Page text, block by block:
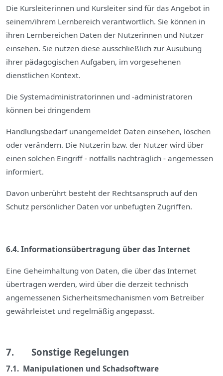
Die Kursleiterinnen und Kursleiter sind für das Angebot in
seinem/ihrem Lernbereich verantwortlich. Sie können in
ihren Lernbereichen Daten der Nutzerinnen und Nutzer
einsehen. Sie nutzen diese ausschließlich zur Ausübung
ihrer pädagogischen Aufgaben, im vorgesehenen
dienstlichen Kontext.
Die Systemadministratorinnen und -administratoren
können bei dringendem
Handlungsbedarf unangemeldet Daten einsehen, löschen
oder verändern. Die Nutzerin bzw. der Nutzer wird über
einen solchen Eingriff - notfalls nachträglich - angemessen
informiert.
Davon unberührt besteht der Rechtsanspruch auf den
Schutz persönlicher Daten vor unbefugten Zugriffen.
6.4. Informationsübertragung über das Internet
Eine Geheimhaltung von Daten, die über das Internet
übertragen werden, wird über die derzeit technisch
angemessenen Sicherheitsmechanismen vom Betreiber
gewährleistet und regelmäßig angepasst.
7. Sonstige Regelungen
7.1. Manipulationen und Schadsoftware